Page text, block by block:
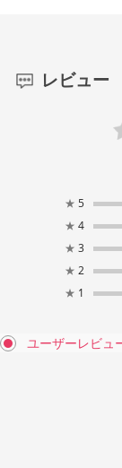
レビュー
★ 5
★ 4
★ 3
★ 2
★ 1
ユーザーレビュ